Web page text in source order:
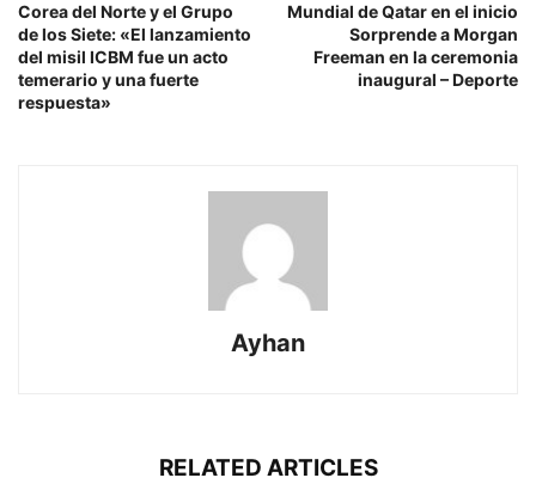
Corea del Norte y el Grupo
de los Siete: «El lanzamiento
del misil ICBM fue un acto
temerario y una fuerte
respuesta»
Mundial de Qatar en el inicio
Sorprende a Morgan
Freeman en la ceremonia
inaugural – Deporte
Ayhan
RELATED ARTICLES